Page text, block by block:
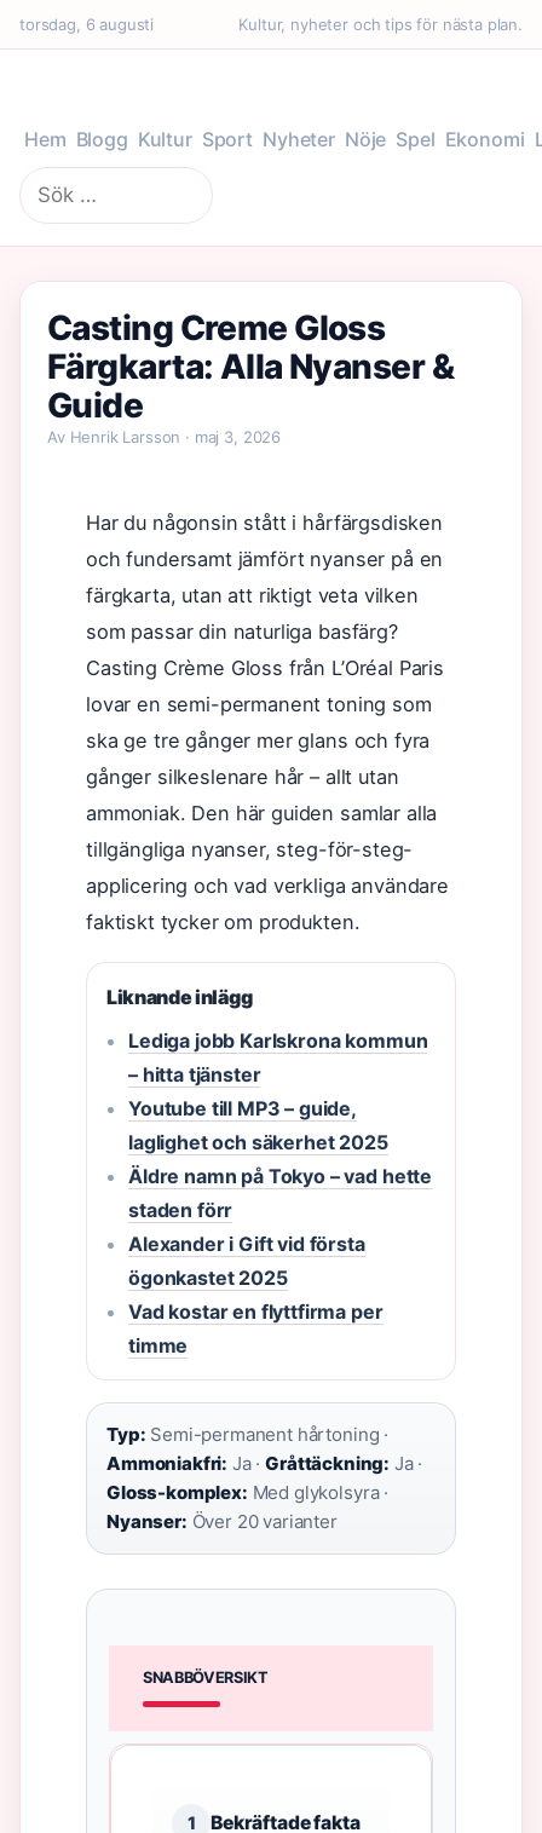
torsdag, 6 augusti Kultur, nyheter och tips för nästa plan.
Hem Blogg Kultur Sport Nyheter Nöje Spel Ekonomi
Sök
efter:
Casting Creme Gloss
Färgkarta: Alla Nyanser &
Guide
Av Henrik Larsson · maj 3, 2026
Har du någonsin stått i hårfärgsdisken
och fundersamt jämfört nyanser på en
färgkarta, utan att riktigt veta vilken
som passar din naturliga basfärg?
Casting Crème Gloss från L’Oréal Paris
lovar en semi-permanent toning som
ska ge tre gånger mer glans och fyra
gånger silkeslenare hår – allt utan
ammoniak. Den här guiden samlar alla
tillgängliga nyanser, steg-för-steg-
applicering och vad verkliga användare
faktiskt tycker om produkten.
Liknande inlägg
Lediga jobb Karlskrona kommun
– hitta tjänster
Youtube till MP3 – guide,
laglighet och säkerhet 2025
Äldre namn på Tokyo – vad hette
staden förr
Alexander i Gift vid första
ögonkastet 2025
Vad kostar en flyttfirma per
timme
Typ: Semi-permanent hårtoning ·
Ammoniakfri: Ja ·Gråttäckning: Ja ·
Gloss-komplex: Med glykolsyra ·
Nyanser: Över 20 varianter
SNABBÖVERSIKT
1 Bekräftade fakta